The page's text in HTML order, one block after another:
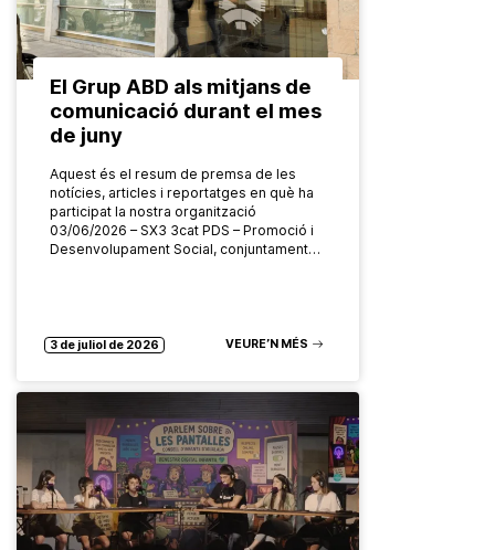
El Grup ABD als mitjans de
comunicació durant el mes
de juny
Aquest és el resum de premsa de les
notícies, articles i reportatges en què ha
participat la nostra organització
03/06/2026 – SX3 3cat PDS – Promoció i
Desenvolupament Social, conjuntament…
3 de juliol de 2026 VEURE’N MÉS